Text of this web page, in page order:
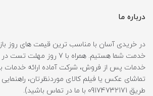
درباره ما
در خریدی آسان با مناسب ترین قیمت های روز
خدمت شما هستیم. همراه با 7
خدمات پس از فروش، شرکت آماده ارائه
تماشای عکس یا فیلم کالای موردنظرتان،
طریق 09174732171 با ما در تماس باشید).